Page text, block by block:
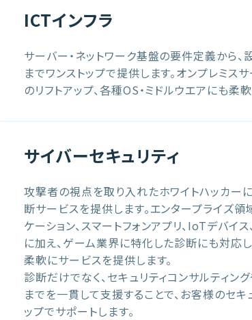
ICTインフラ
サーバー・ネットワーク基盤の要件定義から、
までワンストップで提供します。オンプレミス
のリフトアップ、各種OS・ミドルウエアにも柔
サイバーセキュリティ
攻撃者の視点を取り入れたホワイトハッカー
断サービスを提供します。エンタープライズ
ケーション、スマートフォンアプリ、IoTデバイ
に加え、ゲーム業界に特化した診断にも対応
柔軟にサービスを提供します。
診断だけでなく、セキュリティコンサルティン
までを一貫して支援することで、お客様のセキ
ップでサポートします。